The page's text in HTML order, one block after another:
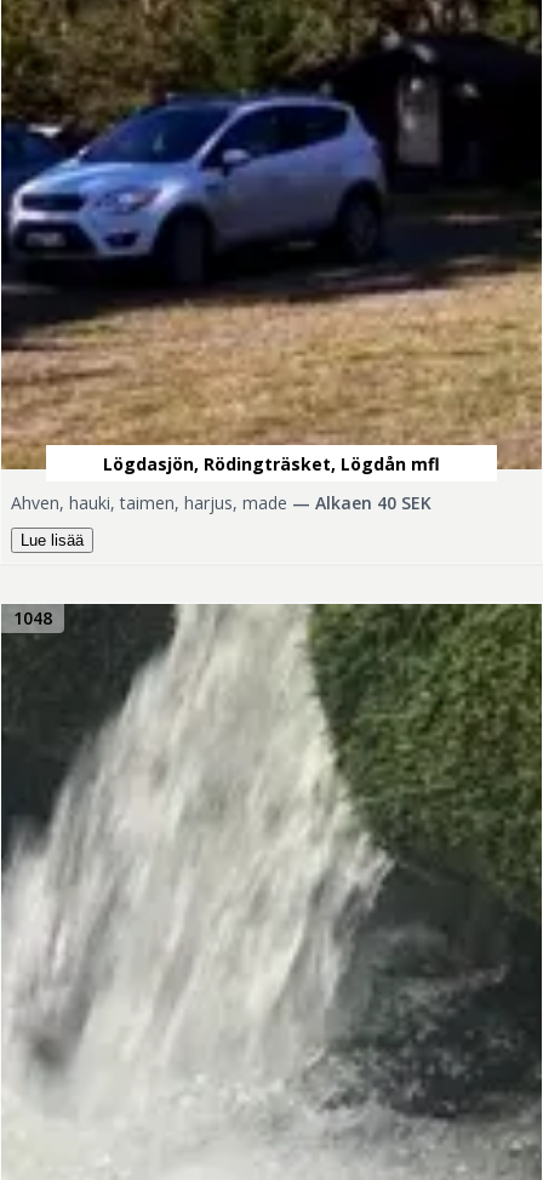
Lögdasjön, Rödingträsket, Lögdån mfl
Ahven, hauki, taimen, harjus, made — Alkaen 40 SEK
Lue lisää
1048